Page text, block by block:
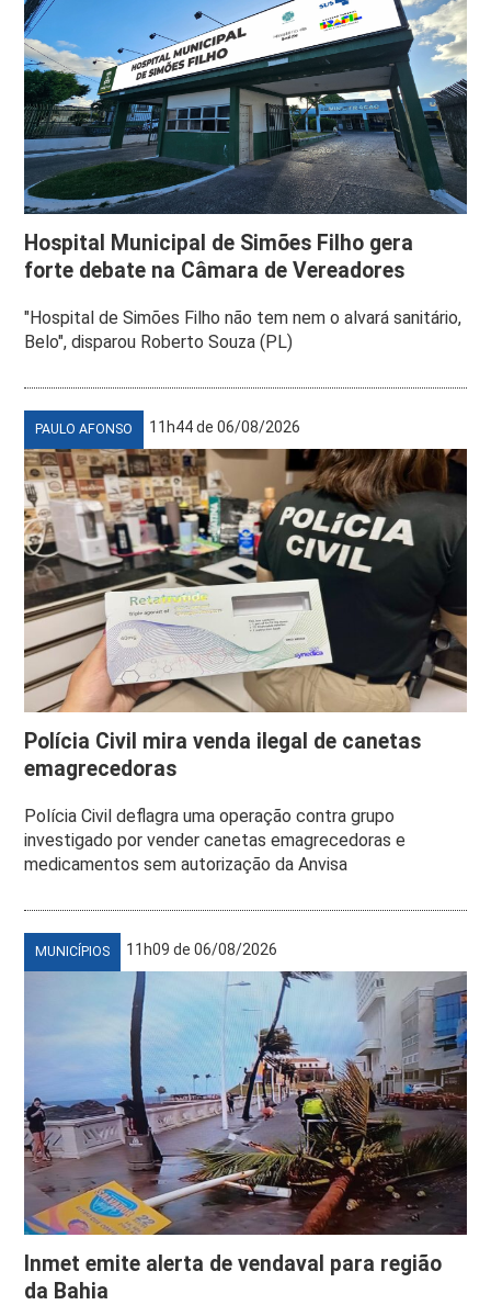
Hospital Municipal de Simões Filho gera
forte debate na Câmara de Vereadores
"Hospital de Simões Filho não tem nem o alvará sanitário,
Belo", disparou Roberto Souza (PL)
PAULO AFONSO 11h44 de 06/08/2026
Polícia Civil mira venda ilegal de canetas
emagrecedoras
Polícia Civil deflagra uma operação contra grupo
investigado por vender canetas emagrecedoras e
medicamentos sem autorização da Anvisa
MUNICÍPIOS 11h09 de 06/08/2026
Inmet emite alerta de vendaval para região
da Bahia